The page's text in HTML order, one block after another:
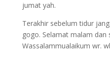
jumat yah.
Terakhir sebelum tidur
gogo. Selamat malam dan
Wassalammualaikum wr.